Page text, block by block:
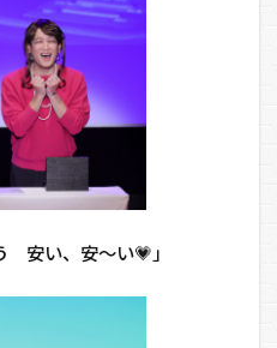
安い、安～い💗」